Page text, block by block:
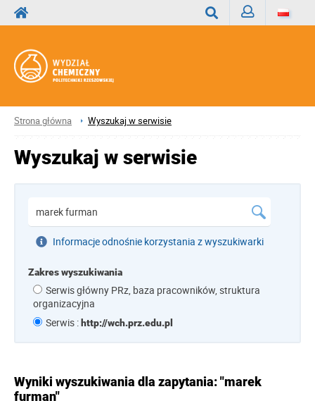
Strona główna Wyszukaj w serwisie
Wyszukaj w serwisie
Informacje odnośnie korzystania z wyszukiwarki
Zakres wyszukiwania
Serwis główny PRz, baza pracowników, struktura
organizacyjna
Serwis : http://wch.prz.edu.pl
Wyniki wyszukiwania dla zapytania: "marek
furman"